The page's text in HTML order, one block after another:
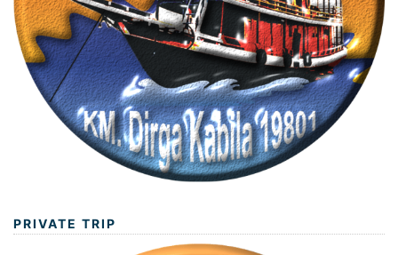
PRIVATE TRIP